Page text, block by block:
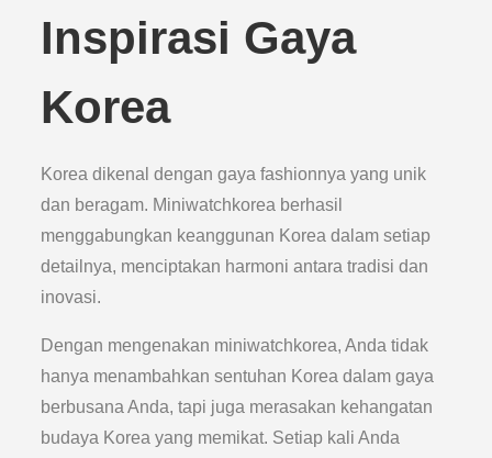
Inspirasi Gaya
Korea
Korea dikenal dengan gaya fashionnya yang unik
dan beragam. Miniwatchkorea berhasil
menggabungkan keanggunan Korea dalam setiap
detailnya, menciptakan harmoni antara tradisi dan
inovasi.
Dengan mengenakan miniwatchkorea, Anda tidak
hanya menambahkan sentuhan Korea dalam gaya
berbusana Anda, tapi juga merasakan kehangatan
budaya Korea yang memikat. Setiap kali Anda